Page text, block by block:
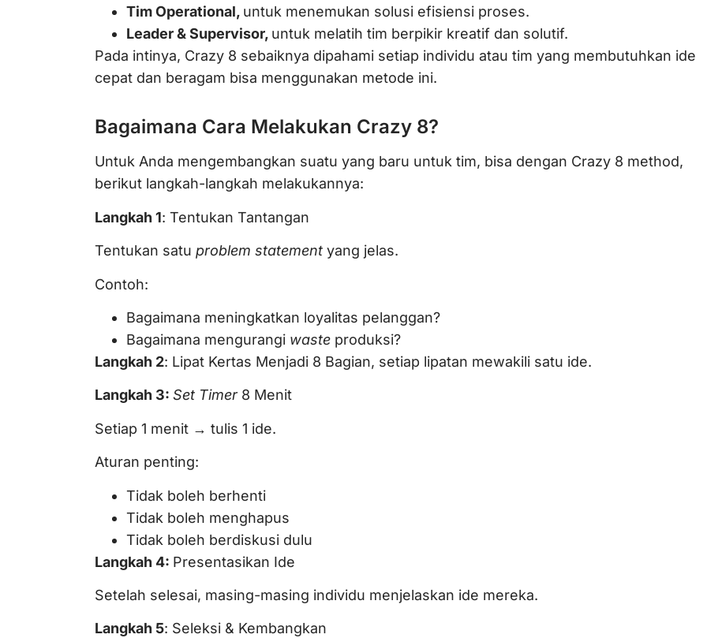
Tim Operational, untuk menemukan solusi efisiensi proses.
Leader & Supervisor, untuk melatih tim berpikir kreatif dan solutif.
Pada intinya, Crazy 8 sebaiknya dipahami setiap individu atau tim yang membutuhkan ide
cepat dan beragam bisa menggunakan metode ini.
Bagaimana Cara Melakukan Crazy 8?
Untuk Anda mengembangkan suatu yang baru untuk tim, bisa dengan Crazy 8 method,
berikut langkah-langkah melakukannya:
Langkah 1: Tentukan Tantangan
Tentukan satu problem statement yang jelas.
Contoh:
Bagaimana meningkatkan loyalitas pelanggan?
Bagaimana mengurangi waste produksi?
Langkah 2: Lipat Kertas Menjadi 8 Bagian, setiap lipatan mewakili satu ide.
Langkah 3: Set Timer8 Menit
Setiap 1 menit → tulis 1 ide.
Aturan penting:
Tidak boleh berhenti
Tidak boleh menghapus
Tidak boleh berdiskusi dulu
Langkah 4: Presentasikan Ide
Setelah selesai, masing-masing individu menjelaskan ide mereka.
Langkah 5: Seleksi & Kembangkan